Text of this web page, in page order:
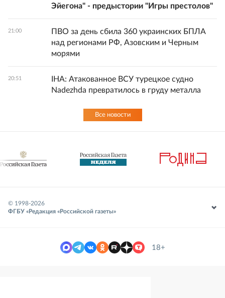
Эйегона" - предыстории "Игры престолов"
21:00
ПВО за день сбила 360 украинских БПЛА
над регионами РФ, Азовским и Черным
морями
20:51
IHA: Атакованное ВСУ турецкое судно
Nadezhda превратилось в груду металла
Все новости
© 1998-2026
ФГБУ «Редакция «Российской газеты»
18+